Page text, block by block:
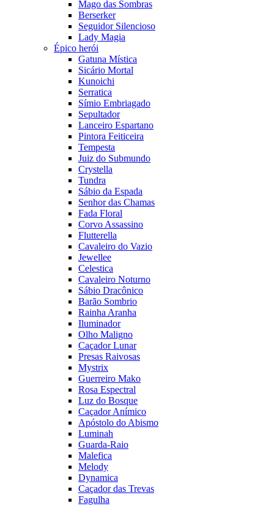
Mago das Sombras
Berserker
Seguidor Silencioso
Lady Magia
Épico herói
Gatuna Mística
Sicário Mortal
Kunoichi
Serratica
Símio Embriagado
Sepultador
Lanceiro Espartano
Pintora Feiticeira
Tempesta
Juiz do Submundo
Crystella
Tundra
Sábio da Espada
Senhor das Chamas
Fada Floral
Corvo Assassino
Flutterella
Cavaleiro do Vazio
Jewellee
Celestica
Cavaleiro Noturno
Sábio Dracônico
Barão Sombrio
Rainha Aranha
Iluminador
Olho Maligno
Caçador Lunar
Presas Raivosas
Mystrix
Guerreiro Mako
Rosa Espectral
Luz do Bosque
Caçador Anímico
Apóstolo do Abismo
Luminah
Guarda-Raio
Malefica
Melody
Dynamica
Caçador das Trevas
Fagulha